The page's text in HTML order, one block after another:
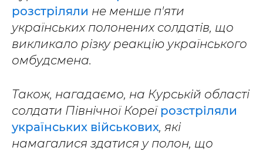
розстріляли не менше п'яти
українських полонених солдатів, що
викликало різку реакцію українського
омбудсмена.
Також, нагадаємо, на Курській області
солдати Північної Кореї розстріляли
українських військових, які
намагалися здатися у полон, що